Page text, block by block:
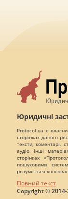
Юридичні
Protocol.ua є
сторінках даного
тексти, коментарі,
аудіо, інші
сторінках
пошуковими
розуміється
Повний текст
Copyright © 2014-